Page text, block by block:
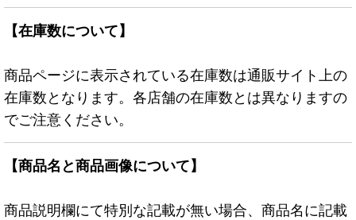
【在庫数について】
商品ページに表示されている在庫数は通販サイト上の
在庫数となります。各店舗の在庫数とは異なりますの
でご注意ください。
【商品名と商品画像について】
商品説明欄にて特別な記載が無い場合、商品名に記載